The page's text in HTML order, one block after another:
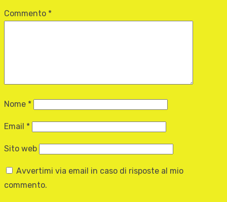
Commento *
Nome *
Email *
Sito web
Avvertimi via email in caso di risposte al mio
commento.